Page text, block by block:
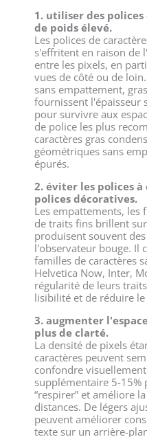
1. utiliser des polices
de poids élevé.
Les polices de
s'effritent en raison de
entre les pixels, en
vues de côté ou de
sans empattement,
fournissent l'épaisseur
pour survivre aux
de police les plus
caractères gras
géométriques sans
épurés.
2. éviter les polices
polices décoratives.
Les empattements, les
de traits fins brillent
produisent souvent
l'observateur bouge. Il
familles de caractères
Helvetica Now, Inter,
régularité de leurs
lisibilité et de réduire
3. augmenter
plus de clarté.
La densité de pixels
caractères peuvent
confondre
supplémentaire 5-15%
“respirer” et améliore
distances. De légers
peuvent améliorer
texte sur un arrière-